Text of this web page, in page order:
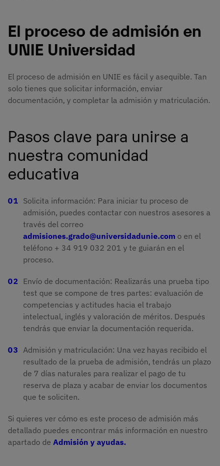
El proceso de admisión en
UNIE Universidad
El proceso de admisión en UNIE es fácil y asequible. Tan
solo tienes que solicitar información, enviar
documentación, y completar la admisión y matriculación.
Pasos clave para unirse a
nuestra comunidad
educativa
Solicita información: Para iniciar tu proceso de
admisión, puedes contactar con nuestros asesores a
través del correo
admisiones.grado@universidadunie.com o en el
teléfono + 34 919 032 201 y te guiarán en el
proceso.
Envío de documentación: Realizarás una prueba tipo
test que se compone de tres partes: evaluación de
competencias y actitudes hacia el trabajo
intelectual, inglés y valoración de méritos. Después
tendrás que enviar la documentación requerida.
Admisión y matriculación: Una vez hayas recibido el
resultado de la prueba de admisión, tendrás un plazo
de 7 días naturales para realizar el pago de tu
reserva de plaza y acabar de enviar los documentos
que te soliciten.
Si quieres ver cómo es este proceso de admisión más
detallado puedes encontrar más información en nuestro
apartado de Admisión y ayudas.